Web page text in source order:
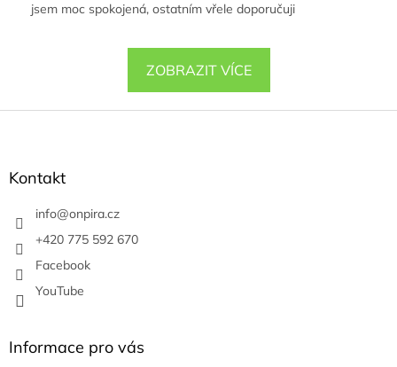
jsem moc spokojená, ostatním vřele doporučuji
ZOBRAZIT VÍCE
Z
Kontakt
info@onpira.cz
+420 775 592 670
Facebook
YouTube
Informace pro vás